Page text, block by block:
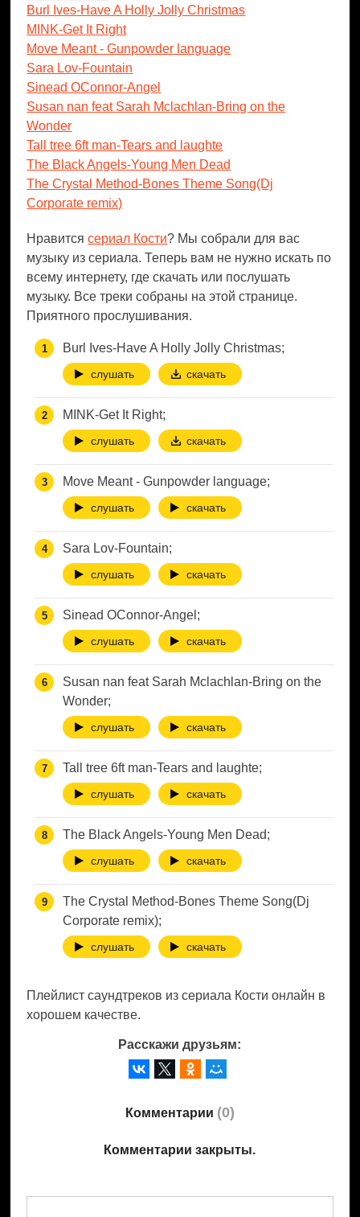
Burl Ives-Have A Holly Jolly Christmas
MINK-Get It Right
Move Meant - Gunpowder language
Sara Lov-Fountain
Sinead OConnor-Angel
Susan nan feat Sarah Mclachlan-Bring on the
Wonder
Tall tree 6ft man-Tears and laughte
The Black Angels-Young Men Dead
The Crystal Method-Bones Theme Song(Dj
Corporate remix)
Нравитсясериал Кости? Мы собрали для вас
музыку из сериала. Теперь вам не нужно искать по
всему интернету, где скачать или послушать
музыку. Все треки собраны на этой странице.
Приятного прослушивания.
Burl Ives-Have A Holly Jolly Christmas;
слушать скачать
MINK-Get It Right;
слушать скачать
Move Meant - Gunpowder language;
слушать скачать
Sara Lov-Fountain;
слушать скачать
Sinead OConnor-Angel;
слушать скачать
Susan nan feat Sarah Mclachlan-Bring on the
Wonder;
слушать скачать
Tall tree 6ft man-Tears and laughte;
слушать скачать
The Black Angels-Young Men Dead;
слушать скачать
The Crystal Method-Bones Theme Song(Dj
Corporate remix);
слушать скачать
Плейлист саундтреков из сериала Кости онлайн в
хорошем качестве.
Расскажи друзьям:
Комментарии (0)
Комментарии закрыты.